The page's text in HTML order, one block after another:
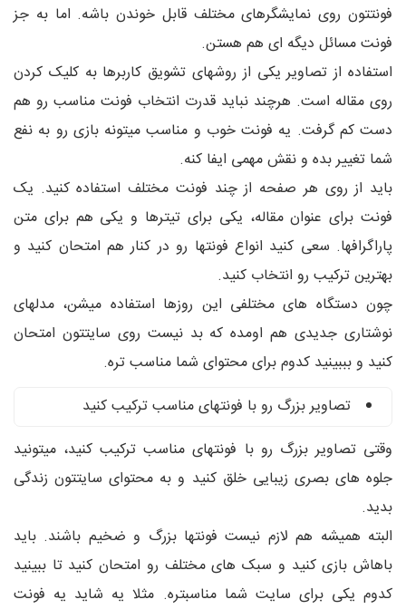
فونتتون روی نمایشگرهای مختلف قابل خوندن باشه. اما به جز
فونت مسائل دیگه ای هم هستن.
استفاده از تصاویر یکی از روشهای تشویق کاربرها به کلیک کردن
روی مقاله است. هرچند نباید قدرت انتخاب فونت مناسب رو هم
دست کم گرفت. یه فونت خوب و مناسب میتونه بازی رو به نفع
شما تغییر بده و نقش مهمی ایفا کنه.
باید از روی هر صفحه از چند فونت مختلف استفاده کنید. یک
فونت برای عنوان مقاله، یکی برای تیترها و یکی هم برای متن
پاراگرافها. سعی کنید انواع فونتها رو در کنار هم امتحان کنید و
بهترین ترکیب رو انتخاب کنید.
چون دستگاه های مختلفی این روزها استفاده میشن، مدلهای
نوشتاری جدیدی هم اومده که بد نیست روی سایتتون امتحان
کنید و بببینید کدوم برای محتوای شما مناسب تره.
تصاویر بزرگ رو با فونتهای مناسب ترکیب کنید
وقتی تصاویر بزرگ رو با فونتهای مناسب ترکیب کنید، میتونید
جلوه های بصری زیبایی خلق کنید و به محتوای سایتتون زندگی
بدید.
البته همیشه هم لازم نیست فونتها بزرگ و ضخیم باشند. باید
باهاش بازی کنید و سبک های مختلف رو امتحان کنید تا ببینید
کدوم یکی برای سایت شما مناسبتره. مثلا یه شاید یه فونت